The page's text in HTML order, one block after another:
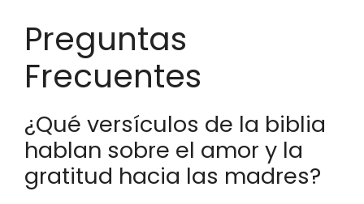
Preguntas
Frecuentes
¿Qué versículos de la biblia
hablan sobre el amor y la
gratitud hacia las madres?